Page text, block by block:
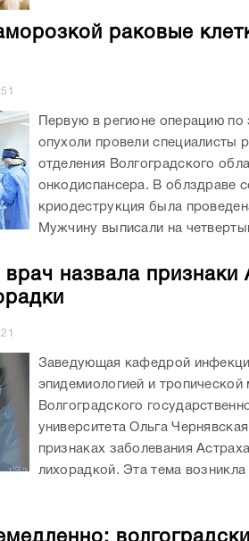
раковые
Первую в регионе операцию
опухоли провели специалисты
отделения Волгоградского
онкодиспансера. В облздраве
криодеструкция была
Мужчину выписали на
врач назвала признаки
Заведующая кафедрой
эпидемиологией и тропической
Волгоградского
университета Ольга
признаках заболевания
лихорадкой. Эта тема